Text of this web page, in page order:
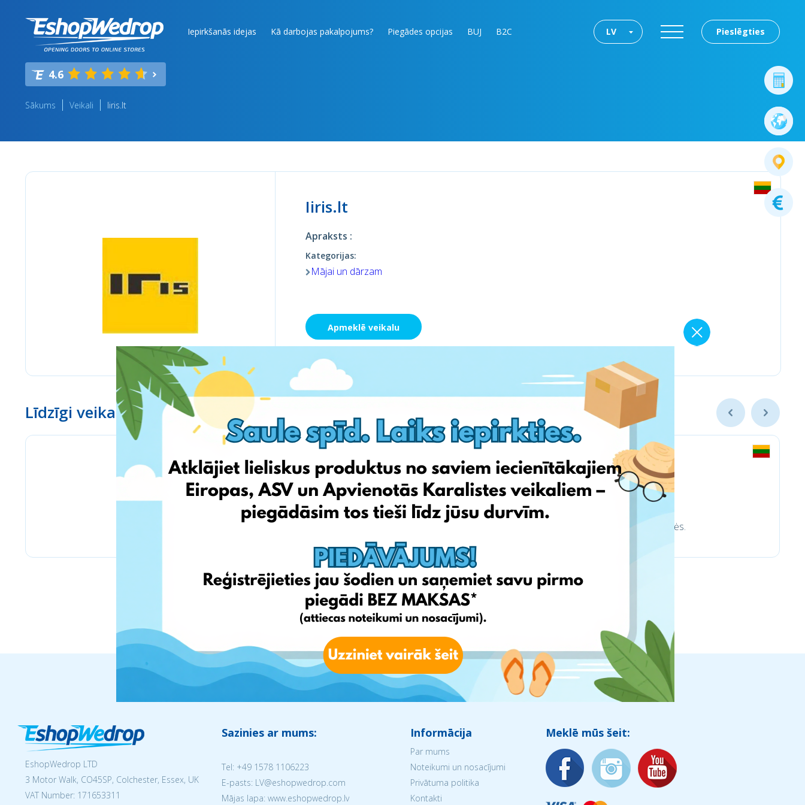
Iepirkšanās idejas Kā darbojas pakalpojums? Piegādes opcijas BUJ B2C Pieslēgties
LV
4.6
Sākums Veikali Iiris.lt
Iiris.lt
Apraksts :
Kategorijas:
Mājai un dārzam
Apmeklē veikalu
Līdzīgi veikali
Chemija trinkelėms ir aplinkotvarkos prekės.
EshopWedrop LTD
3 Motor Walk, CO45SP, Colchester, Essex, UK
VAT Number: 171653311
Sazinies ar mums:
Tel: +49 1578 1106223
E-pasts: LV@eshopwedrop.com
Mājas lapa: www.eshopwedrop.lv
Informācija
Par mums
Noteikumi un nosacījumi
Privātuma politika
Kontakti
Meklē mūs šeit: